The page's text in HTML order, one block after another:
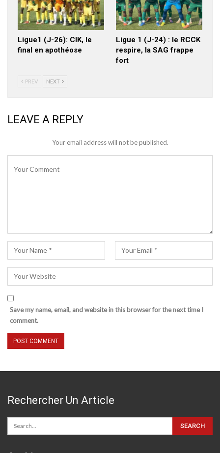
Ligue1 (J-26): CIK, le
final en apothéose
Ligue 1 (J-24) : le RCCK
respire, la SAG frappe
fort
PREV NEXT
LEAVE A REPLY
Your email address will not be published.
Save my name, email, and website in this browser for the next time I
comment.
Rechercher Un Article